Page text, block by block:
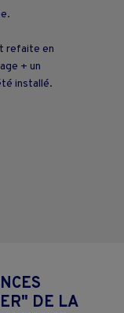
refaite en
+ un
installé.
DE LA